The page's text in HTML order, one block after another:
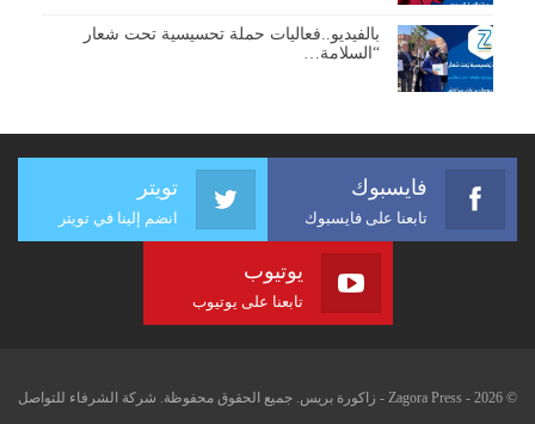
بالفيديو..فعاليات حملة تحسيسية تحت شعار
“السلامة…
فايسبوك
تابعنا على فايسبوك
تويتر
انضم إلينا في تويتر
يوتيوب
تابعنا على يوتيوب
© 2026 - Zagora Press - زاكورة بريس. جميع الحقوق محفوظة. شركة الشرفاء للتواصل